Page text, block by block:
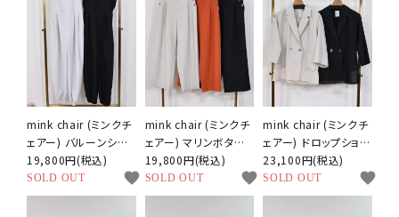
mink chair (ミンクチ
ェアー) バルーンシル
エット サロペット
19,800円(税込)
SOLD OUT favorite
mink chair (ミンクチ
ェアー) マリンボタン
タックパンツ
19,800円(税込)
SOLD OUT favorite
mink chair (ミンクチ
ェアー) ドロップショル
ダー ハーフスリーブ
ジャケット
23,100円(税込)
SOLD OUT favorite